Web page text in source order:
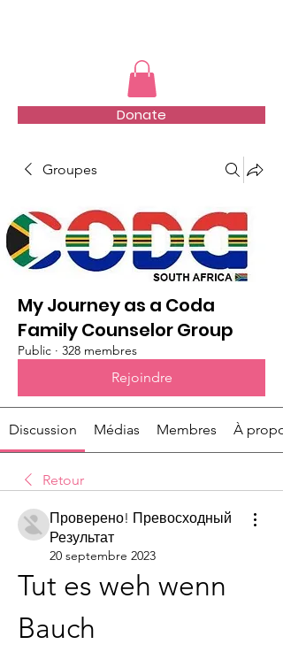
Donate
Groupes
My Journey as a Coda
Family Counselor Group
Public · 328 membres
Rejoindre
Discussion Médias Membres À
Retour
Проверено! Превосходный
Результат
20 septembre 2023
Tut es weh wenn
Bauch